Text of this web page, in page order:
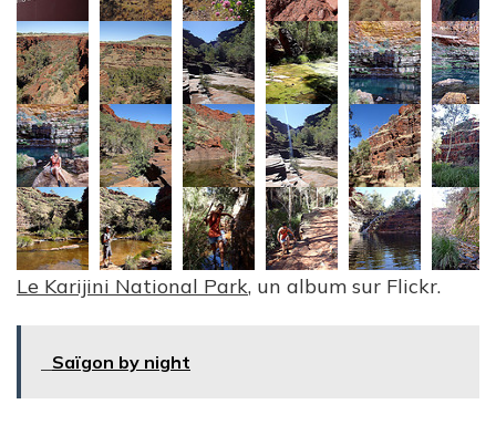
Le Karijini National Park, un album sur Flickr.
Saïgon by night